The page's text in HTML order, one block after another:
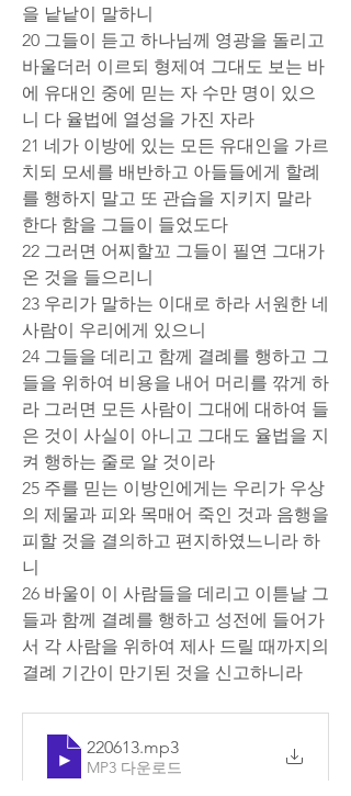
을 낱낱이 말하니
20 그들이 듣고 하나님께 영광을 돌리고
바울더러 이르되 형제여 그대도 보는 바
에 유대인 중에 믿는 자 수만 명이 있으
니 다 율법에 열성을 가진 자라
21 네가 이방에 있는 모든 유대인을 가르
치되 모세를 배반하고 아들들에게 할례
를 행하지 말고 또 관습을 지키지 말라
한다 함을 그들이 들었도다
22 그러면 어찌할꼬 그들이 필연 그대가
온 것을 들으리니
23 우리가 말하는 이대로 하라 서원한 네
사람이 우리에게 있으니
24 그들을 데리고 함께 결례를 행하고 그
들을 위하여 비용을 내어 머리를 깎게 하
라 그러면 모든 사람이 그대에 대하여 들
은 것이 사실이 아니고 그대도 율법을 지
켜 행하는 줄로 알 것이라
25 주를 믿는 이방인에게는 우리가 우상
의 제물과 피와 목매어 죽인 것과 음행을
피할 것을 결의하고 편지하였느니라 하
니
26 바울이 이 사람들을 데리고 이튿날 그
들과 함께 결례를 행하고 성전에 들어가
서 각 사람을 위하여 제사 드릴 때까지의
결례 기간이 만기된 것을 신고하니라
220613.mp3
MP3 다운로드